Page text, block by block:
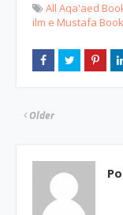
All Aqa'aed
ilm e Mustafa
Older